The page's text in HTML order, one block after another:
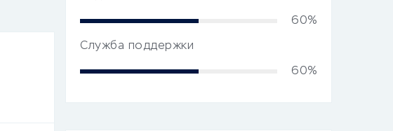
60%
Служба поддержки
60%